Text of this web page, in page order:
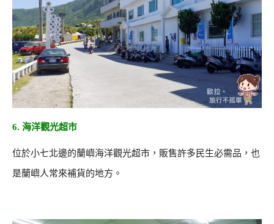
6. 海洋觀光超市
位於小七北邊的蘭嶼海洋觀光超市，販售許多民生必需品，也
是蘭嶼人常來補貨的地方。